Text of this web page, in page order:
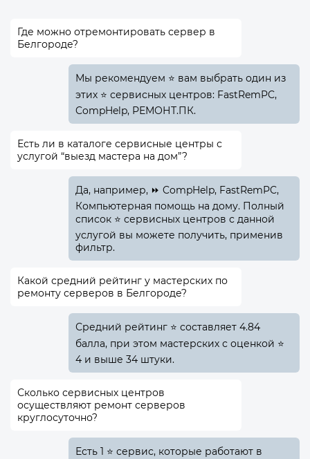
Где можно отремонтировать сервер в
Белгороде?
Мы рекомендуем ⭐ вам выбрать один из
этих ⭐ сервисных центров: FastRemPC,
CompHelp, РЕМОНТ.ПК.
Есть ли в каталоге сервисные центры с
услугой “выезд мастера на дом”?
Да, например, ⏩ CompHelp, FastRemPC,
Компьютерная помощь на дому. Полный
список ⭐ сервисных центров с данной
услугой вы можете получить, применив
фильтр.
Какой средний рейтинг у мастерских по
ремонту серверов в Белгороде?
Средний рейтинг ⭐ составляет 4.84
балла, при этом мастерских с оценкой ⭐
4 и выше 34 штуки.
Сколько сервисных центров
осуществляют ремонт серверов
круглосуточно?
Есть 1 ⭐ сервис, которые работают в